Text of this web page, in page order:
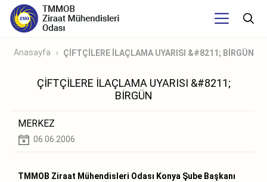
Anasayfa ÇİFTÇİLERE İLAÇLAMA UYARISI &#8211; BİRGÜN
ÇİFTÇİLERE İLAÇLAMA UYARISI &#8211;
BİRGÜN
MERKEZ
06.06.2006
TMMOB Ziraat Mühendisleri Odası Konya Şube Başkanı